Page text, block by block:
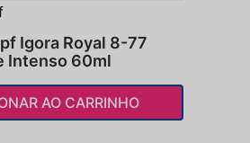
Igora Royal 8-77
Intenso 60ml
AO CARRINHO